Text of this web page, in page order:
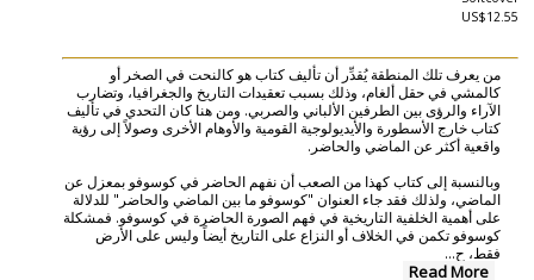
US$12.55
من يعرف تلك المنطقة يُقدِّر أن تأليف كتاب هو كالنحت في الصخر أو
كالمشي في حقل ألغام، وذلك بسبب تعقيدات التاريخ والجغرافيا، وتضارب
الآراء والرؤى بين الطرفين الألباني والصربي. ومن هنا كان التحدي في تأليف
كتاب خارج الأسطورة والأيديولوجية القومية والأوهام الأخرى وصولاً إلى رؤية
واقعية أكثر عن الماضي والحاضر.
وبالنسبة إلى كتاب كهذا من الصعب أن نفهم الحاضر في كوسوفو بمعزل عن
الماضي، ولذلك فقد جاء العنوان "كوسوفو ما بين الماضي والحاضر" للدلالة
على أهمية الخلفية التاريخية في فهم الصورة الحاضرة في كوسوفو. فمشكلة
كوسوفو تكمن في الخلاف أو النزاع على التاريخ أيضاً وليس على الأرض
فقط، ح...
Read More